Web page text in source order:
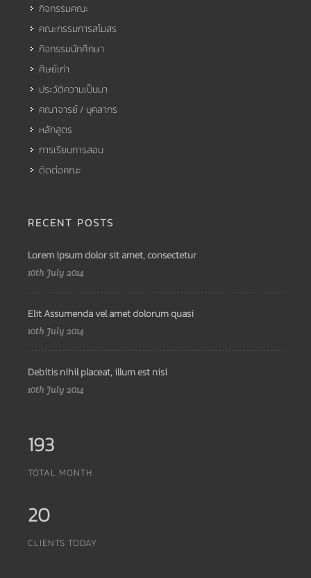
กิจกรรมคณะ
คณะกรรมการสโมสร
กิจกรรมนักศึกษา
ศิษย์เก่า
ประวัติความเป็นมา
คณาจารย์ / บุคลากร
หลักสูตร
การเรียนการสอน
ติดต่อคณะ
RECENT POSTS
Lorem ipsum dolor sit amet, consectetur
10th July 2014
Elit Assumenda vel amet dolorum quasi
10th July 2014
Debitis nihil placeat, illum est nisi
10th July 2014
193
TOTAL MONTH
20
CLIENTS TODAY